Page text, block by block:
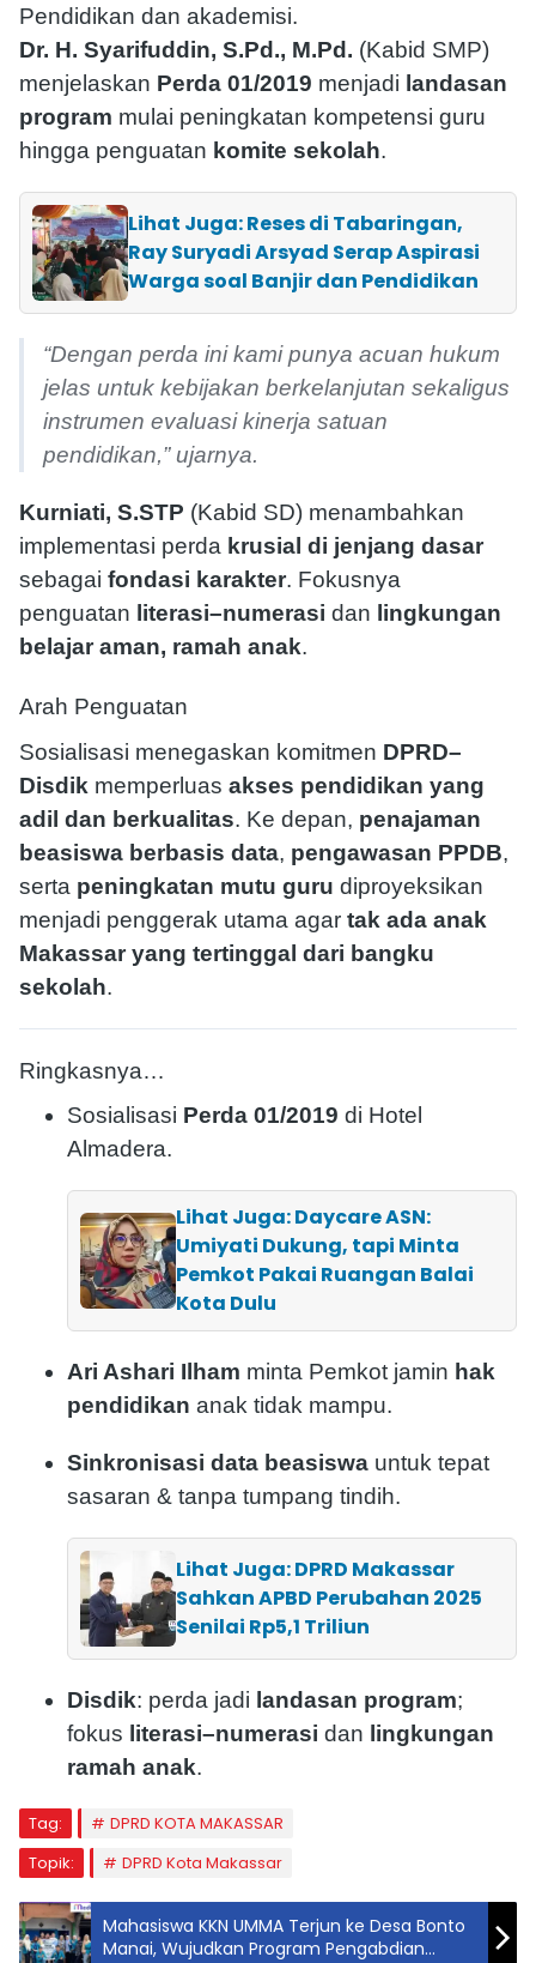
Pendidikan dan akademisi.
Dr. H. Syarifuddin, S.Pd., M.Pd. (Kabid SMP)
menjelaskan Perda 01/2019 menjadi landasan
program mulai peningkatan kompetensi guru
hingga penguatan komite sekolah.
Lihat Juga: Reses di Tabaringan,
Ray Suryadi Arsyad Serap Aspirasi
Warga soal Banjir dan Pendidikan
“Dengan perda ini kami punya acuan hukum
jelas untuk kebijakan berkelanjutan sekaligus
instrumen evaluasi kinerja satuan
pendidikan,” ujarnya.
Kurniati, S.STP (Kabid SD) menambahkan
implementasi perda krusial di jenjang dasar
sebagai fondasi karakter. Fokusnya
penguatan literasi–numerasi dan lingkungan
belajar aman, ramah anak.
Arah Penguatan
Sosialisasi menegaskan komitmen DPRD–
Disdik memperluas akses pendidikan yang
adil dan berkualitas. Ke depan, penajaman
beasiswa berbasis data, pengawasan PPDB,
serta peningkatan mutu guru diproyeksikan
menjadi penggerak utama agar tak ada anak
Makassar yang tertinggal dari bangku
sekolah.
Ringkasnya…
Sosialisasi Perda 01/2019 di Hotel
Almadera.
Lihat Juga: Daycare ASN:
Umiyati Dukung, tapi Minta
Pemkot Pakai Ruangan Balai
Kota Dulu
Ari Ashari Ilham minta Pemkot jamin hak
pendidikan anak tidak mampu.
Sinkronisasi data beasiswa untuk tepat
sasaran & tanpa tumpang tindih.
Lihat Juga: DPRD Makassar
Sahkan APBD Perubahan 2025
Senilai Rp5,1 Triliun
Disdik: perda jadi landasan program;
fokus literasi–numerasi dan lingkungan
ramah anak.
Tag:
DPRD KOTA MAKASSAR
Topik:
DPRD Kota Makassar
Mahasiswa KKN UMMA Terjun ke Desa Bonto
Manai, Wujudkan Program Pengabdian